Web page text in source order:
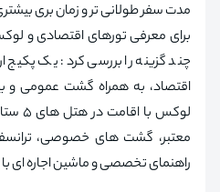
مدت سفر طولانی‌ تر و زمان‌ بری
برای معرفی تورهای اقتصادی و
چند گزینه را بررسی کرد: یک پکیج
اقتصاد، به‌ همراه گشت عمومی و
لوکس
راهنمای تخصصی و ماشین اجاره‌ ای با